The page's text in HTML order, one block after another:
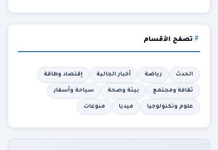
تصفح الأقسام
الحدث رياضة أخبار الجالية إقتصاد وطاقة
ثقافة ومجتمع بيئة وصحة سياحة وأسفار
علوم وتكنولوجيا ميديا منوعات